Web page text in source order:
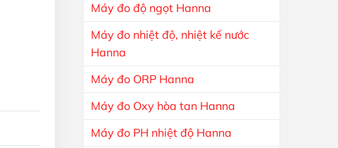
Máy đo độ ngọt Hanna
Máy đo nhiệt độ, nhiệt kế nước
Hanna
Máy đo ORP Hanna
Máy đo Oxy hòa tan Hanna
Máy đo PH nhiệt độ Hanna